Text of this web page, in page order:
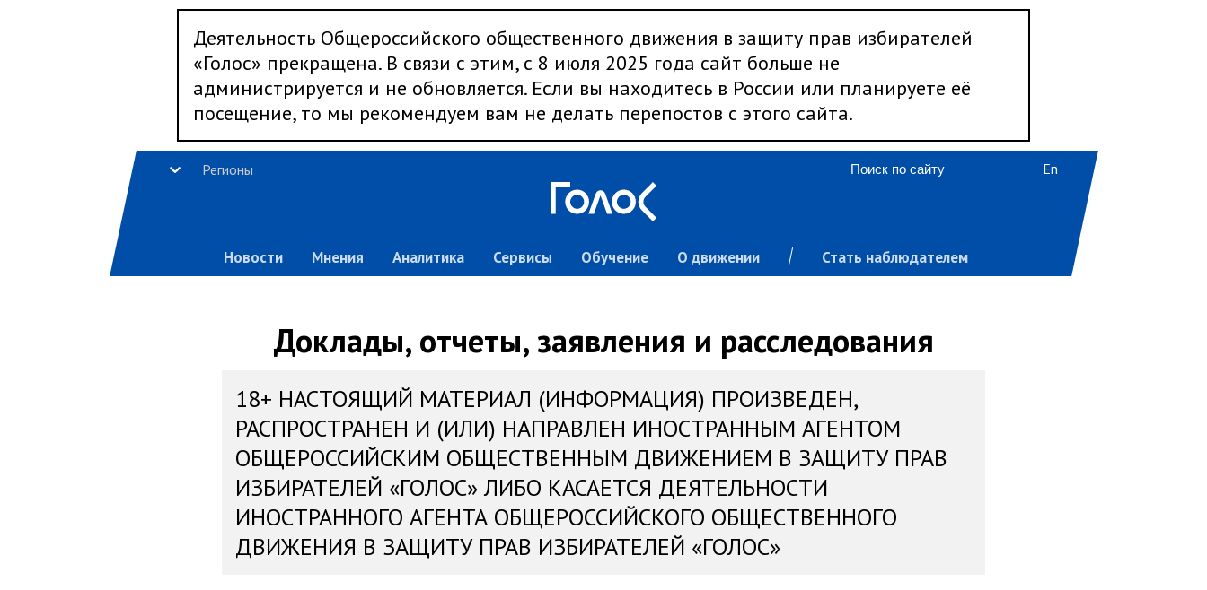
Деятельность Общероссийского общественного движения в защиту прав избирателей
«Голос» прекращена. В связи с этим, с 8 июля 2025 года сайт больше не
администрируется и не обновляется. Если вы находитесь в России или планируете её
посещение, то мы рекомендуем вам не делать перепостов с этого сайта.
Регионы
Новости Мнения Аналитика Сервисы Обучение О движении Стать наблюдателем
En
Доклады, отчеты, заявления и расследования
18+ НАСТОЯЩИЙ МАТЕРИАЛ (ИНФОРМАЦИЯ) ПРОИЗВЕДЕН,
РАСПРОСТРАНЕН И (ИЛИ) НАПРАВЛЕН ИНОСТРАННЫМ АГЕНТОМ
ОБЩЕРОССИЙСКИМ ОБЩЕСТВЕННЫМ ДВИЖЕНИЕМ В ЗАЩИТУ ПРАВ
ИЗБИРАТЕЛЕЙ «ГОЛОС» ЛИБО КАСАЕТСЯ ДЕЯТЕЛЬНОСТИ
ИНОСТРАННОГО АГЕНТА ОБЩЕРОССИЙСКОГО ОБЩЕСТВЕННОГО
ДВИЖЕНИЯ В ЗАЩИТУ ПРАВ ИЗБИРАТЕЛЕЙ «ГОЛОС»